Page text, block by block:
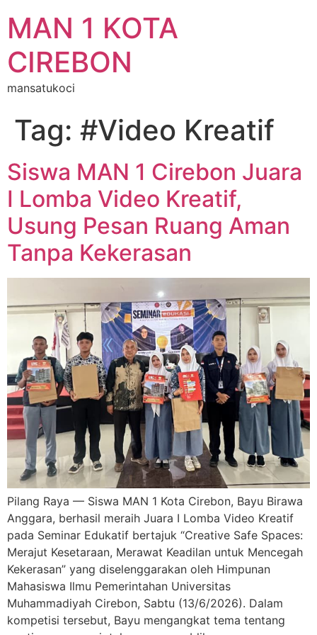
MAN 1 KOTA
CIREBON
mansatukoci
Tag: #Video Kreatif
Siswa MAN 1 Cirebon Juara
I Lomba Video Kreatif,
Usung Pesan Ruang Aman
Tanpa Kekerasan
Pilang Raya — Siswa MAN 1 Kota Cirebon, Bayu Birawa
Anggara, berhasil meraih Juara I Lomba Video Kreatif
pada Seminar Edukatif bertajuk “Creative Safe Spaces:
Merajut Kesetaraan, Merawat Keadilan untuk Mencegah
Kekerasan” yang diselenggarakan oleh Himpunan
Mahasiswa Ilmu Pemerintahan Universitas
Muhammadiyah Cirebon, Sabtu (13/6/2026). Dalam
kompetisi tersebut, Bayu mengangkat tema tentang